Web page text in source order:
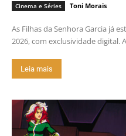
Cinema e Séries Toni Morais
As Filhas da Senhora Garcia já
2026, com exclusividade digital.
Leia mais